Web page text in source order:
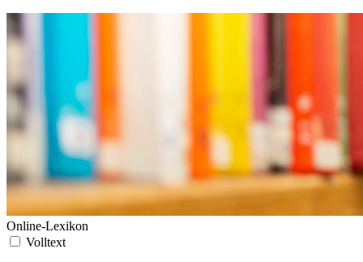
Online-Lexikon
Volltext